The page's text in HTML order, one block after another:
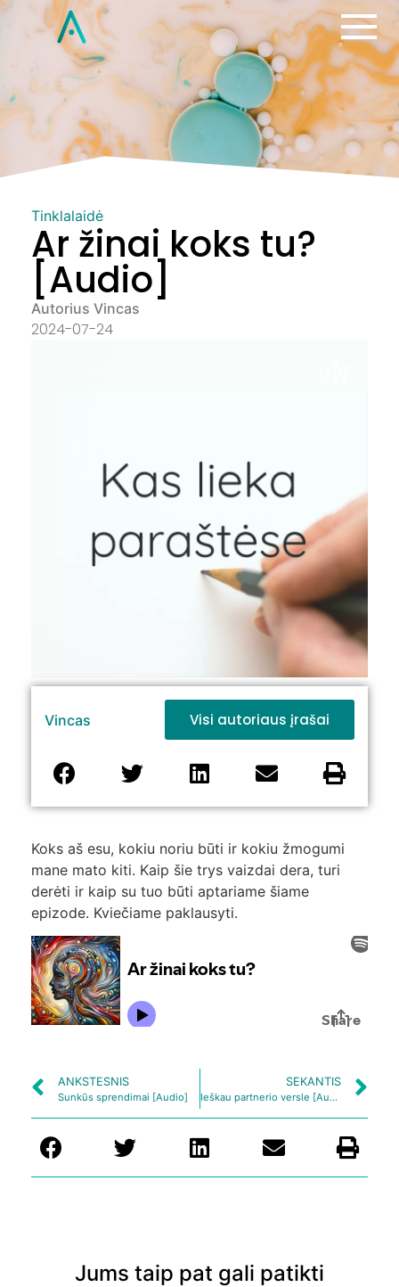
Tinklalaidė
Ar žinai koks tu?
[Audio]
Autorius Vincas
2024-07-24
Vincas Visi autoriaus įrašai
Koks aš esu, kokiu noriu būti ir kokiu žmogumi
mane mato kiti. Kaip šie trys vaizdai dera, turi
derėti ir kaip su tuo būti aptariame šiame
epizode. Kviečiame paklausyti.
ANKSTESNIS
Sunkūs sprendimai [Audio]
SEKANTIS
Ieškau partnerio versle [Audio]
Jums taip pat gali patikti